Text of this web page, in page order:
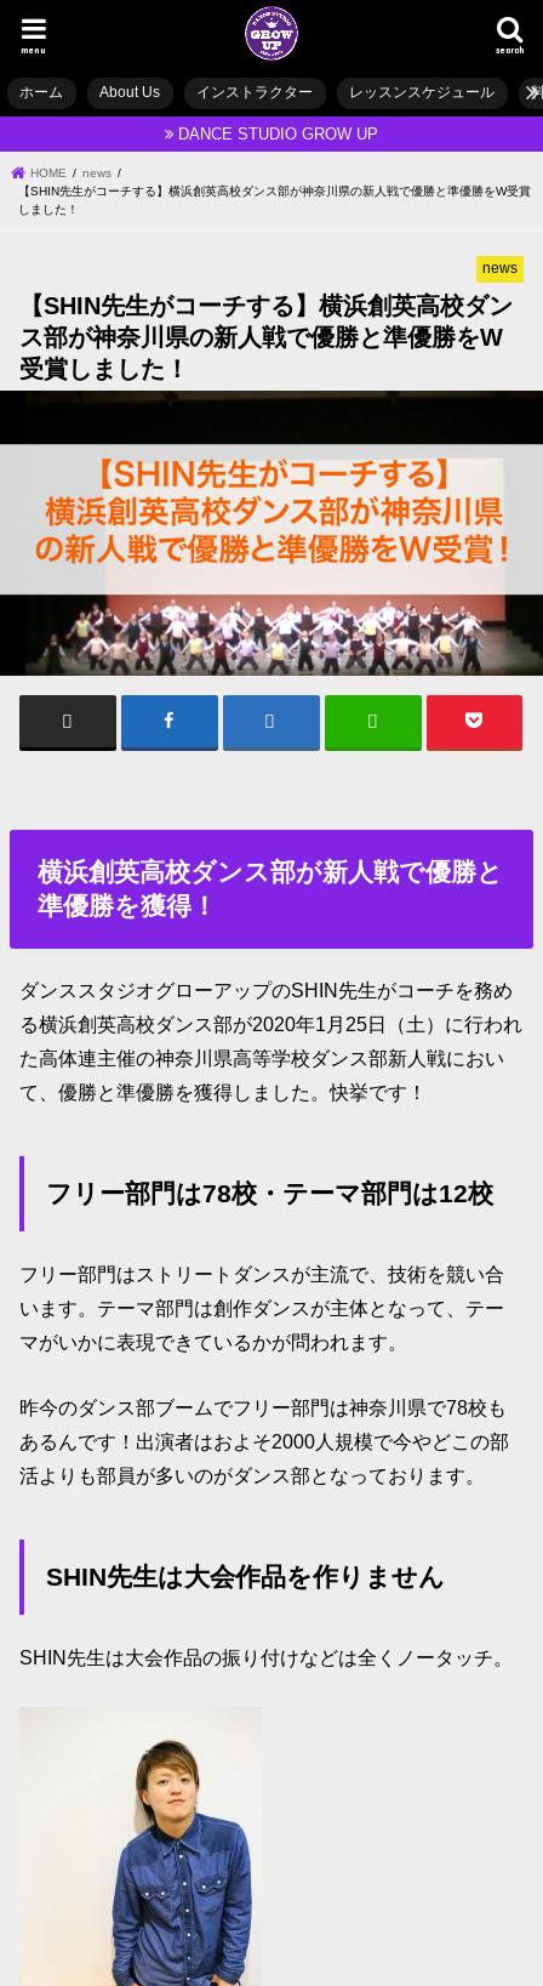
search
menu
ホーム About Us インストラクター レッスンスケジュール
DANCE STUDIO GROW UP
HOME
news
【SHIN先生がコーチする】横浜創英高校ダンス部が神奈川県の新人戦で優勝と準優勝をW受賞
しました！
news
【SHIN先生がコーチする】横浜創英高校ダン
ス部が神奈川県の新人戦で優勝と準優勝をW
受賞しました！
横浜創英高校ダンス部が新人戦で優勝と
準優勝を獲得！
ダンススタジオグローアップのSHIN先生がコーチを務め
る横浜創英高校ダンス部が2020年1月25日（土）に行われ
た高体連主催の神奈川県高等学校ダンス部新人戦におい
て、優勝と準優勝を獲得しました。快挙です！
フリー部門は78校・テーマ部門は12校
フリー部門はストリートダンスが主流で、技術を競い合
います。テーマ部門は創作ダンスが主体となって、テー
マがいかに表現できているかが問われます。
昨今のダンス部ブームでフリー部門は神奈川県で78校も
あるんです！出演者はおよそ2000人規模で今やどこの部
活よりも部員が多いのがダンス部となっております。
SHIN先生は大会作品を作りません
SHIN先生は大会作品の振り付けなどは全くノータッチ。